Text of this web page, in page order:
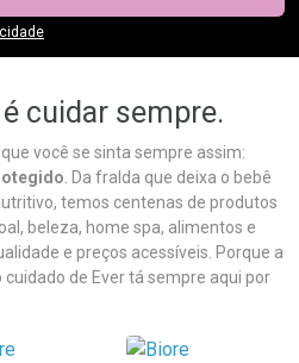
cuidar sempre.
você se sinta sempre assim:
. Da fralda que deixa o bebê
temos centenas de produtos
beleza, home spa, alimentos e
e preços acessíveis. Porque a
de Ever tá sempre aqui por